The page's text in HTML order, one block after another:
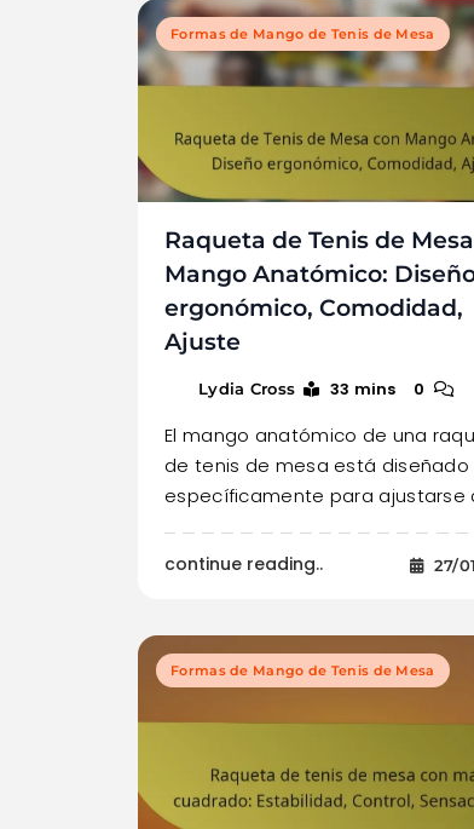
Formas de Mango de Tenis de Mesa
Raqueta de Tenis de
Mango Anatómico:
ergonómico, Comodidad,
Ajuste
Lydia Cross 33 mins 0
El mango anatómico de una
de tenis de mesa está diseñado
específicamente para ajustarse
continue reading.. 27/
Formas de Mango de Tenis de Mesa